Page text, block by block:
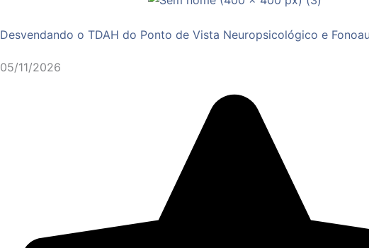
Desvendando o TDAH do Ponto de Vista Neuropsicológico e
05/11/2026